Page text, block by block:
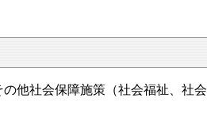
他社会保障施策（社会福祉、社会